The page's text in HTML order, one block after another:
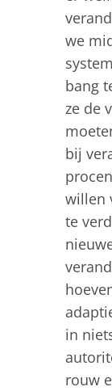
we
bang
ze de
bij
willen
te
in
rouw